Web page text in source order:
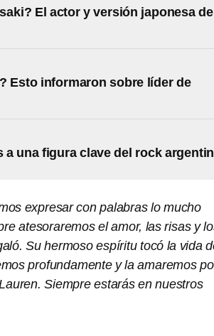
El actor y versión japonesa de
Esto informaron sobre líder de
a una figura clave del rock
expresar con palabras lo mucho
atesoraremos el amor, las risas y
Su hermoso espíritu tocó la vida
profundamente y la amaremos
Siempre estarás en nuestros